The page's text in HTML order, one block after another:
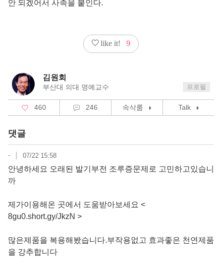
안 되겠어서 사족을 붙인다.
like it! 9
김원회
부산대 의대 명예교수 프로필
460 246 속삭룸 Talk
댓글
- 07/22 15:58
안녕하세요 오래된 발기부전 조루증문제로 고민하고있습니
까
제가이용해온 곳에서 도움받아보세요 <
8gu0.short.gy/JkzN >
많은제품을 복용해봤습니다.부작용없고 효과좋은 천연제품
을 강추합니다